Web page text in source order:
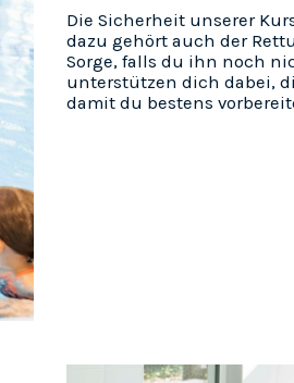
Die Sicherheit unserer
dazu gehört auch der
Sorge, falls du ihn noch
unterstützen dich dabei,
damit du bestens